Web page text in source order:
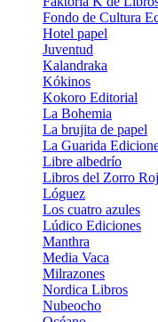
Fondo de Cultura
Hotel papel
Juventud
Kalandraka
Kókinos
Kokoro Editorial
La Bohemia
La brujita de papel
La Guarida
Libre albedrí­o
Libros del Zorro
Lóguez
Los cuatro azules
Lúdico Ediciones
Manthra
Media Vaca
Milrazones
Nordica Libros
Nubeocho